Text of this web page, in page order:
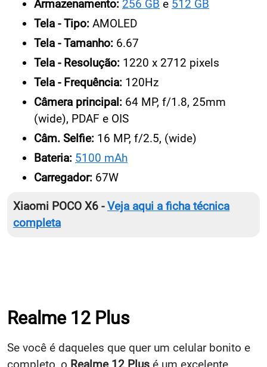
Memória RAM: 8 GBe12 GB
Armazenamento: 256 GB
Tela - Tipo:AMOLED
Tela - Tamanho:6.67
Tela - Resolução:1220 x 2712 pixels
Tela - Frequência: 120Hz
Câmera principal:64 MP, f/1.8, 25mm
(wide), PDAF e OIS
Câm. Selfie:16 MP, f/2.5, (wide)
Bateria: 5100 mAh
Carregador:67W
Xiaomi POCO X6 -
Realme 12 Plus